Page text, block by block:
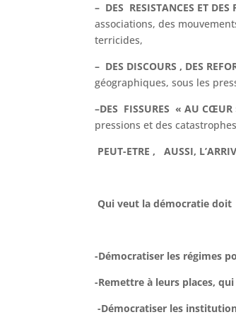
– DES RESISTANCES ET
associations, des
terricides,
– DES DISCOURS , DES
géographiques, sous les
–DES FISSURES « AU CŒUR
pressions et des
PEUT-ETRE , AUSSI,
Qui veut la démocratie
-Démocratiser les régimes
-Remettre à leurs places,
-Démocratiser les